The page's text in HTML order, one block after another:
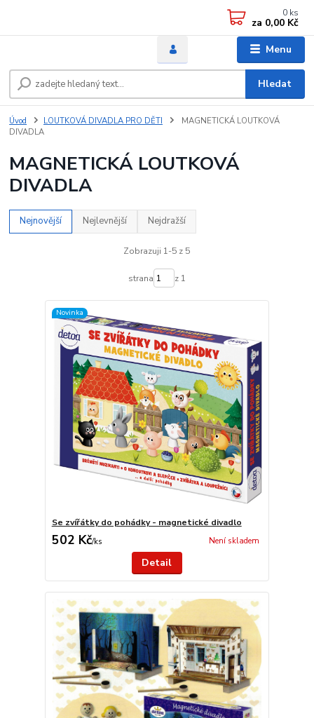
Menu
Hledat
0 ks
za 0,00 Kč
Úvod LOUTKOVÁ DIVADLA PRO DĚTI
MAGNETICKÁ LOUTKOVÁ
DIVADLA
MAGNETICKÁ LOUTKOVÁ
DIVADLA
Nejnovější Nejlevnější Nejdražší
Zobrazuji 1-5 z 5
strana z 1
Novinka
Se zvířátky do pohádky - magnetické divadlo
502 Kč/ks Není skladem
Detail